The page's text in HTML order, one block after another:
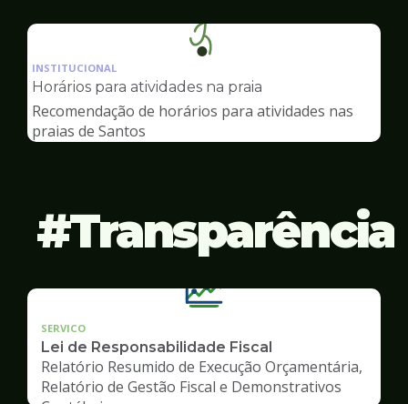
Ilustração
da
pagina
Esportes
INSTITUCIONAL
Horários para atividades na praia
Recomendação de horários para atividades nas
praias de Santos
Transparência
SERVICO
Lei de Responsabilidade Fiscal
Relatório Resumido de Execução Orçamentária,
Relatório de Gestão Fiscal e Demonstrativos